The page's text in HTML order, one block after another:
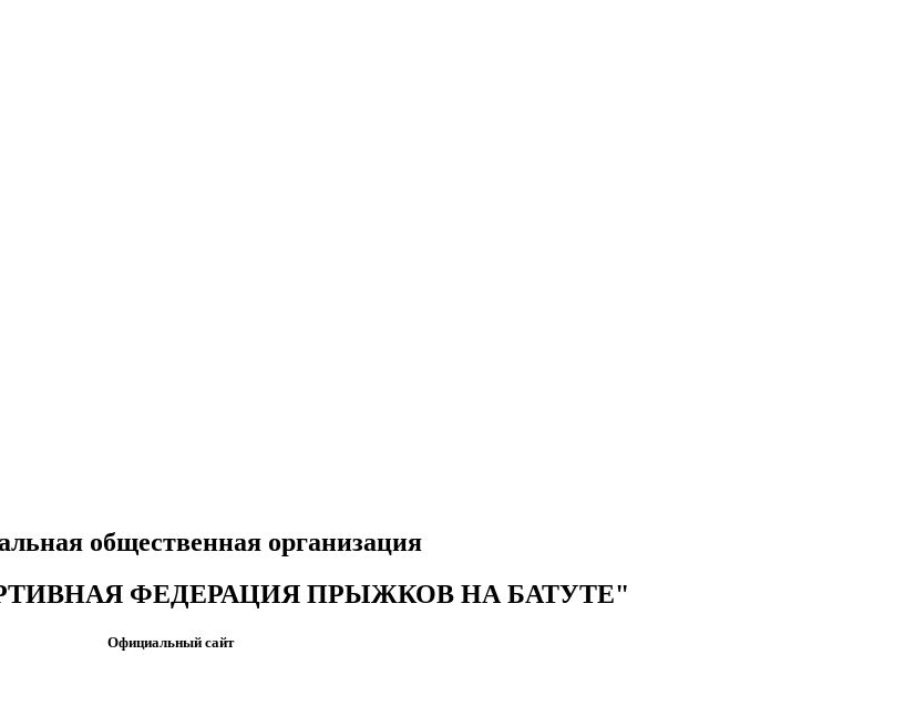
общественная организация
ФЕДЕРАЦИЯ ПРЫЖКОВ НА БАТУТЕ"
Официальный сайт